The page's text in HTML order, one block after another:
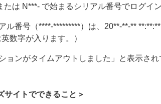
たは N***- で始まるシリアル番号でログイ
アル番号（****-*********）は、20**-**-**
英数字が入ります。）
ションがタイムアウトしました」と表示さ
サイトでできること＞